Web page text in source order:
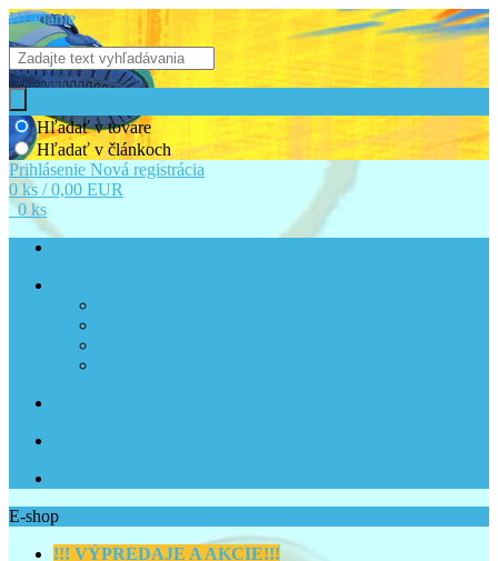
Hľadanie
Hľadať v tovare
Hľadať v článkoch
Prihlásenie Nová registrácia
0 ks / 0,00 EUR
0 ks
E-shop
!!! VÝPREDAJE A AKCIE!!!